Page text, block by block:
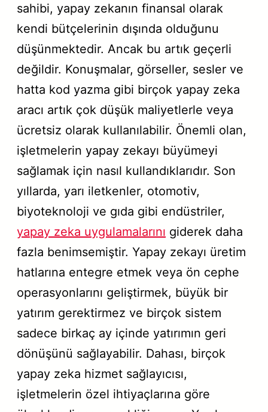
sahibi, yapay zekanın finansal olarak
kendi bütçelerinin dışında olduğunu
düşünmektedir. Ancak bu artık geçerli
değildir. Konuşmalar, görseller, sesler ve
hatta kod yazma gibi birçok yapay zeka
aracı artık çok düşük maliyetlerle veya
ücretsiz olarak kullanılabilir. Önemli olan,
işletmelerin yapay zekayı büyümeyi
sağlamak için nasıl kullandıklarıdır. Son
yıllarda, yarı iletkenler, otomotiv,
biyoteknoloji ve gıda gibi endüstriler,
yapay zeka uygulamalarını giderek daha
fazla benimsemiştir. Yapay zekayı üretim
hatlarına entegre etmek veya ön cephe
operasyonlarını geliştirmek, büyük bir
yatırım gerektirmez ve birçok sistem
sadece birkaç ay içinde yatırımın geri
dönüşünü sağlayabilir. Dahası, birçok
yapay zeka hizmet sağlayıcısı,
işletmelerin özel ihtiyaçlarına göre